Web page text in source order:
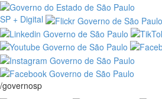
SP + Digital
/governosp